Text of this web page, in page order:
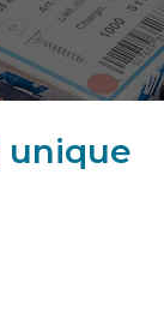
unique